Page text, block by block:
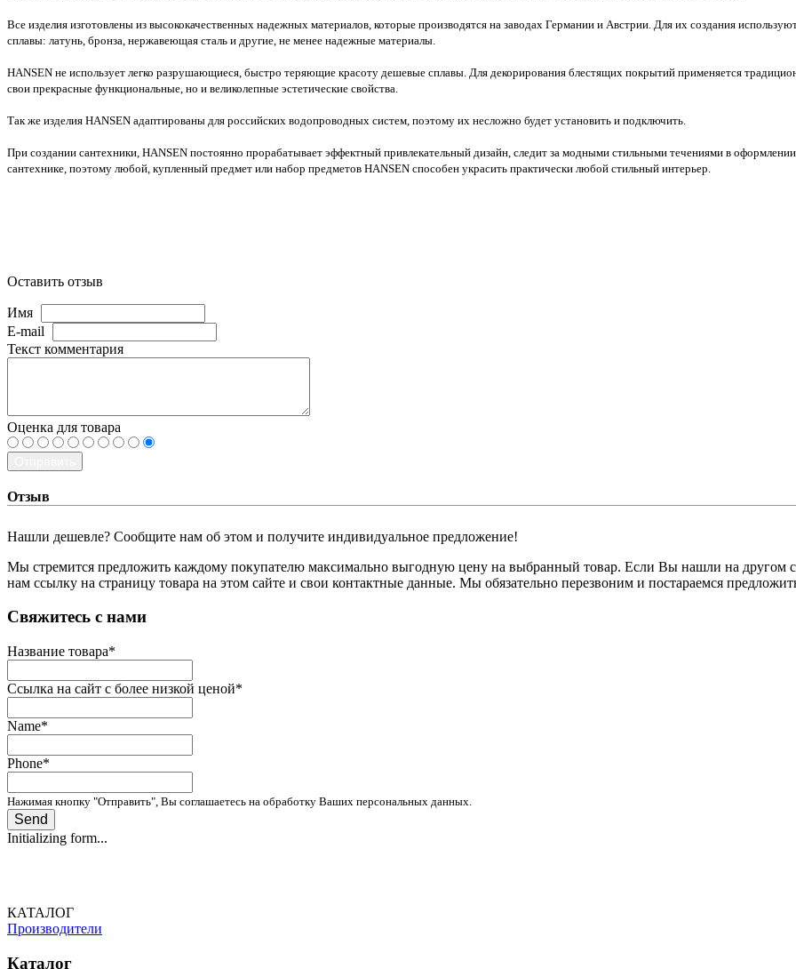
Все изделия изготовлены из высококачественных надежных материалов, которые производятся на заводах Германии и Австрии. Для их создания
сплавы: латунь, бронза, нержавеющая сталь и другие, не менее надежные материалы.
HANSEN не использует легко разрушающиеся, быстро теряющие красоту дешевые сплавы. Для декорирования блестящих покрытий применяется
свои прекрасные функциональные, но и великолепные эстетические свойства.
Так же изделия HANSEN адаптированы для российских водопроводных систем, поэтому их несложно будет установить и подключить.
При создании сантехники, HANSEN постоянно прорабатывает эффектный привлекательный дизайн, следит за модными стильными течениями в
сантехнике, поэтому любой, купленный предмет или набор предметов HANSEN способен украсить практически любой стильный интерьер.
Оставить отзыв
Имя
E-mail
Текст комментария
Оценка для товара
Отзыв
Нашли дешевле? Сообщите нам об этом и получите индивидуальное предложение!
Мы стремится предложить каждому покупателю максимально выгодную цену на выбранный товар. Если Вы нашли на другом
нам ссылку на страницу товара на этом сайте и свои контактные данные. Мы обязательно перезвоним и постараемся
­Свяжитесь с нами
Название товара*
Ссылка на сайт с более низкой ценой*
Name*
Phone*
Нажимая кнопку "Отправить", Вы соглашаетесь на обработку Ваших персональных данных.
Send
Initializing form...
КАТАЛОГ
Производители
Каталог